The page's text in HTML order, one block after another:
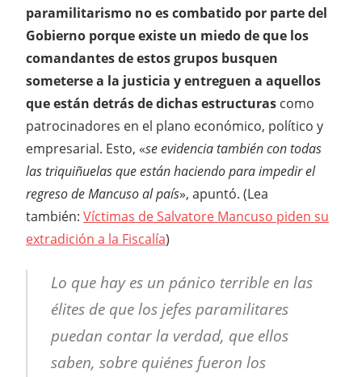
paramilitarismo no es combatido por parte del
Gobierno porque existe un miedo de que los
comandantes de estos grupos busquen
someterse a la justicia y entreguen a aquellos
que están detrás de dichas estructuras como
patrocinadores en el plano económico, político y
empresarial. Esto, «se evidencia también con todas
las triquiñuelas que están haciendo para impedir el
regreso de Mancuso al país», apuntó. (Lea
también: Víctimas de Salvatore Mancuso piden su
extradición a la Fiscalía)
Lo que hay es un pánico terrible en las
élites de que los jefes paramilitares
puedan contar la verdad, que ellos
saben, sobre quiénes fueron los